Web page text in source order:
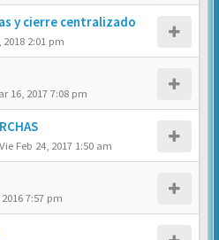
y cierre centralizado
2:01 pm
16, 2017 7:08 pm
Vie Feb 24, 2017 1:50 am
7:57 pm